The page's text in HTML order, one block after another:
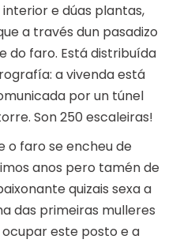
e dúas plantas,
a través dun pasadizo
faro. Está distribuída
a vivenda está
por un túnel
Son 250 escaleiras!
o faro se encheu de
anos pero tamén de
quizais sexa a
das primeiras mulleres
este posto e a